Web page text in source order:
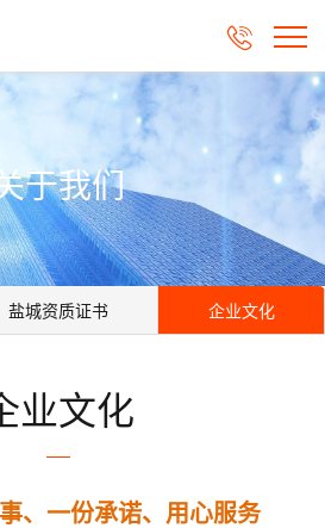

于我们
盐城资质证书 企业文化
业文化
、一份承诺、用心服务